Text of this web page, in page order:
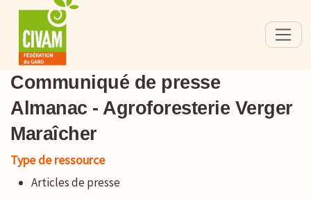
Communiqué de presse
Almanac - Agroforesterie Verger
Maraîcher
Type de ressource
Articles de presse